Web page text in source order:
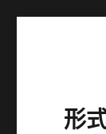
形